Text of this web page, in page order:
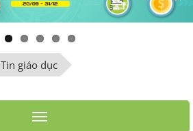
Next
Tin giáo dục
Toggle navigation